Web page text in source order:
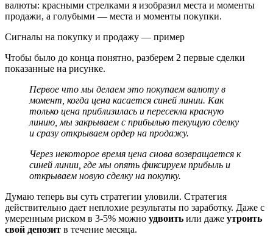
валюты: красными стрелками я изобразил места и моменты
продажи, а голубыми — места и моменты покупки.
Сигналы на покупку и продажу — пример
Чтобы было до конца понятно, разберем 2 первые сделки
показанные на рисунке.
Первое что мы делаем это покупаем валюту в
момент, когда цена касается синей линии. Как
только цена приблизилась и пересекла красную
линию, мы закрываем с прибылью текущую сделку
и сразу открываем ордер на продажу.
Через некоторое время цена снова возвращается к
синей линии, где мы опять фиксируем прибыль и
открываем новую сделку на покупку.
Думаю теперь вы суть стратегии уловили. Стратегия
действительно дает неплохие результаты по заработку. Даже с
умеренным риском в 3-5% можно удвоить или даже утроить
свой депозит в течение месяца.